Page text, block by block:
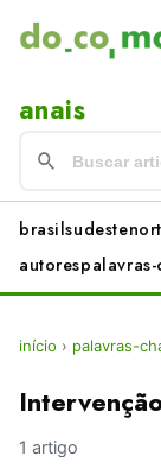
anais
brasilsudeste
autores
início › palavras-
1 artigo